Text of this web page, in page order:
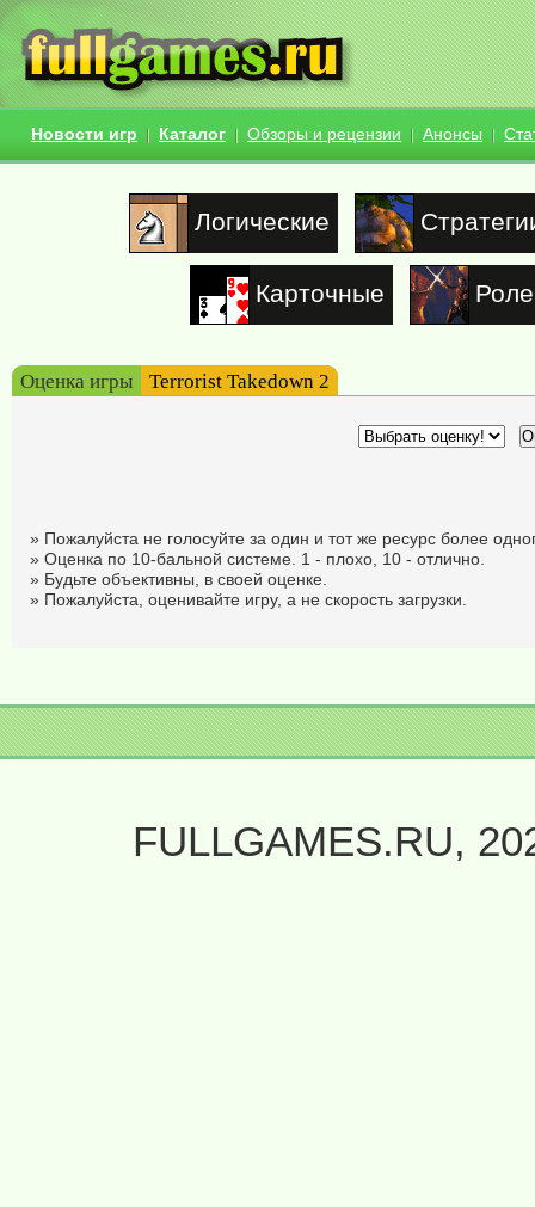
Новости игр Каталог Обзоры и рецензии Анонсы
Логические
Карточные
Оценка игры Terrorist Takedown 2
» Пожалуйста не голосуйте за один и тот же ресурс более
» Оценка по 10-бальной системе. 1 - плохо, 10 - отлично.
» Будьте объективны, в своей оценке.
» Пожалуйста, оценивайте игру, а не скорость загрузки.
FULLGAMES.RU,